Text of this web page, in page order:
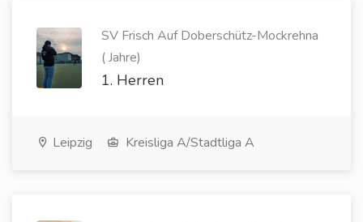
SV Frisch Auf Doberschütz-Mockrehna
( Jahre)
1. Herren
Leipzig Kreisliga A/Stadtliga A